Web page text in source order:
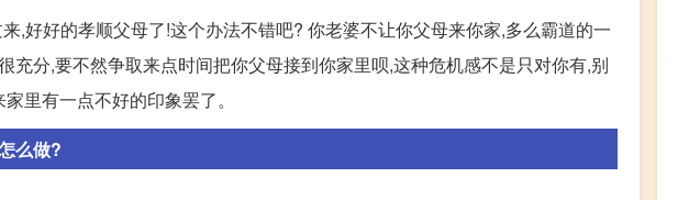
,好好的孝顺父母了!这个办法不错吧? 你老婆不让你父母来你家,多么霸道的一
充分,要不然争取来点时间把你父母接到你家里呗,这种危机感不是只对你有,别
里有一点不好的印象罢了。
么做?